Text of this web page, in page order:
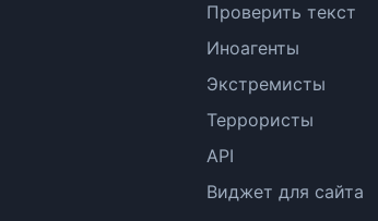
Проверить текст
Иноагенты
Экстремисты
Террористы
API
Виджет для сайта